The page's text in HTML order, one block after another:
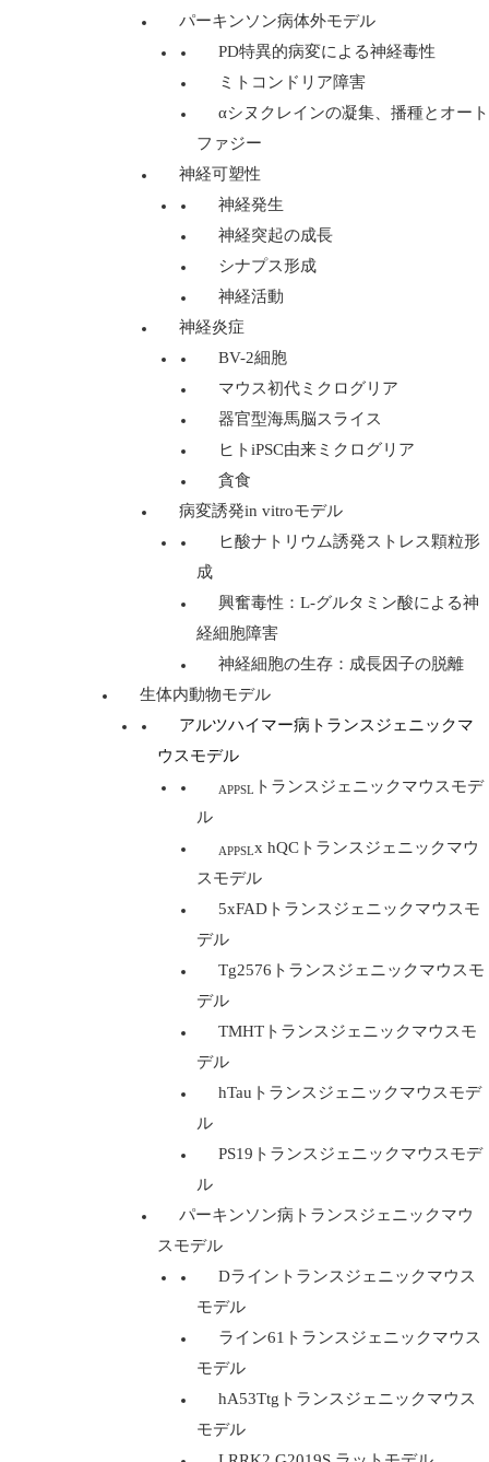
パーキンソン病体外モデル
PD特異的病変による神経毒性
ミトコンドリア障害
αシヌクレインの凝集、播種とオート
ファジー
神経可塑性
神経発生
神経突起の成長
シナプス形成
神経活動
神経炎症
BV-2細胞
マウス初代ミクログリア
器官型海馬脳スライス
ヒトiPSC由来ミクログリア
貪食
病変誘発in vitroモデル
ヒ酸ナトリウム誘発ストレス顆粒形
成
興奮毒性：L-グルタミン酸による神
経細胞障害
神経細胞の生存：成長因子の脱離
生体内動物モデル
アルツハイマー病トランスジェニックマ
ウスモデル
APPSL トランスジェニックマウスモデ
ル
APPSLx hQCトランスジェニックマウ
スモデル
5xFADトランスジェニックマウスモ
デル
Tg2576トランスジェニックマウスモ
デル
TMHTトランスジェニックマウスモ
デル
hTauトランスジェニックマウスモデ
ル
PS19トランスジェニックマウスモデ
ル
パーキンソン病トランスジェニックマウ
スモデル
Dライントランスジェニックマウス
モデル
ライン61トランスジェニックマウス
モデル
hA53Ttgトランスジェニックマウス
モデル